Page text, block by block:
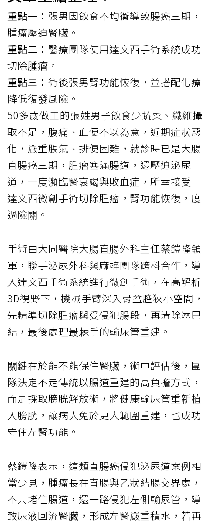
重點一： 張男因飲食不均衡導致腸癌三期，
腫瘤壓迫腎臟。
重點二： 醫療團隊使用達文西手術系統成功
切除腫瘤。
重點三： 術後張男腎功能恢復，並搭配化療
降低復發風險。
50多歲做工的張姓男子飲食少蔬菜、纖維攝
取不足，腹痛、血便不以為意，近期症狀惡
化，嚴重脹氣、排便困難，就診時已是大腸
直腸癌三期，腫瘤塞滿腸道，還壓迫泌尿
道，一度瀕臨腎衰竭與敗血症，所幸接受
達文西微創手術切除腫瘤，腎功能恢復，度
過險關。
手術由大同醫院大腸直腸外科主任蔡鎧隆領
軍，聯手泌尿外科與麻醉團隊跨科合作，導
入達文西手術系統進行微創手術，在高解析
3D視野下，機械手臂深入骨盆腔狹小空間，
先精準切除腫瘤與受侵犯腸段，再清除淋巴
結，最後處理最棘手的輸尿管重建。
關鍵在於能不能保住腎臟，術中評估後，團
隊決定不走傳統以腸道重建的高負擔方式，
而是採取膀胱解放術，將健康輸尿管重新植
入膀胱，讓病人免於更大範圍重建，也成功
守住左腎功能。
蔡鎧隆表示，這類直腸癌侵犯泌尿道案例相
當少見，腫瘤長在直腸與乙狀結腸交界處，
不只堵住腸道，還一路侵犯左側輸尿管，導
致尿液回流腎臟，形成左腎嚴重積水，若再